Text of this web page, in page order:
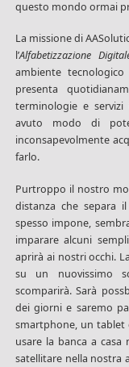
questo mondo ormai
La missione di
l’Alfabetizzazione
ambiente
presenta
terminologie e
avuto modo di
inconsapevolmente
farlo.
Purtroppo il nostro
distanza che separa
spesso impone,
imparare alcuni
aprirà ai nostri occhi.
su un nuovissimo
scomparirà. Sarà
dei giorni e saremo
smartphone, un tablet
usare la banca a
satellitare nella nostra